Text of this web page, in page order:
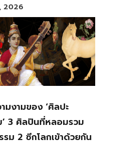
2026
มงามของ ‘ศิลปะ
3 ศิลปินที่หลอมรวม
ม 2 ซีกโลกเข้าด้วยกัน